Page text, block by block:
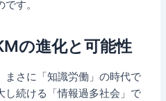
す。
の進化と可能性
まさに「知識労働」の時代で
し続ける「情報過多社会」で